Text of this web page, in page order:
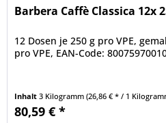
Barbera Caffè Classica 12x
12 Dosen je 250 g pro VPE,
pro VPE, EAN-Code:
Inhalt3 Kilogramm(26,86 € * / 1
80,59 € *